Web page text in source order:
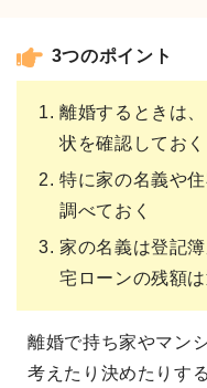
3つのポイント
離婚するときは
状を確認してお
特に家の名義や
調べておく
家の名義は登記
宅ローンの残額
離婚で持ち家やマン
考えたり決めたりす